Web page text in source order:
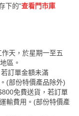
下的"查看門市庫
天，於星期一至五
區。
訂單金額未滿
(部份特價產品除外)
免費送貨，若訂單
輸費用。(部份特價產